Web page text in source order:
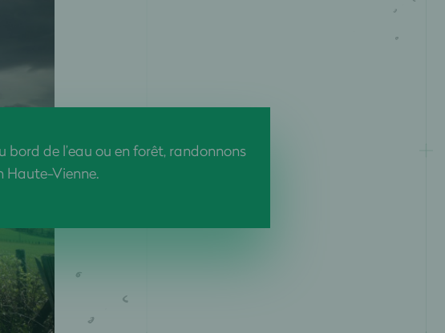
bord de l’eau ou en forêt, randonnons
Haute-Vienne.